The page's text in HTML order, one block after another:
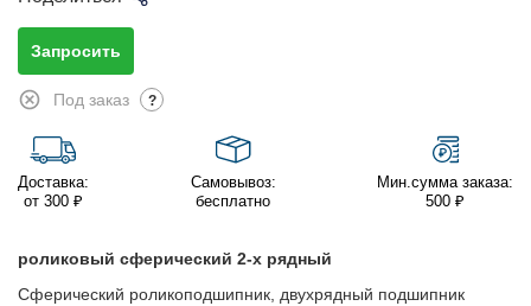
Запросить
Под заказ ?
Доставка:
от 300 ₽
Самовывоз:
бесплатно
Мин.сумма заказа:
500 ₽
роликовый сферический 2-х рядный
Сферический роликоподшипник, двухрядный подшипник